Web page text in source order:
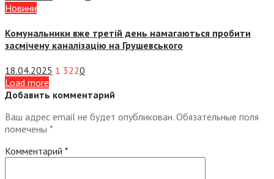
Новини
Комунальники вже третій день намагаються пробити
засмічену каналізацію на Грушевського
18.04.2025 1 3220
Load more
Добавить комментарий
Ваш адрес email не будет опубликован. Обязательные поля
помечены *
Комментарий *